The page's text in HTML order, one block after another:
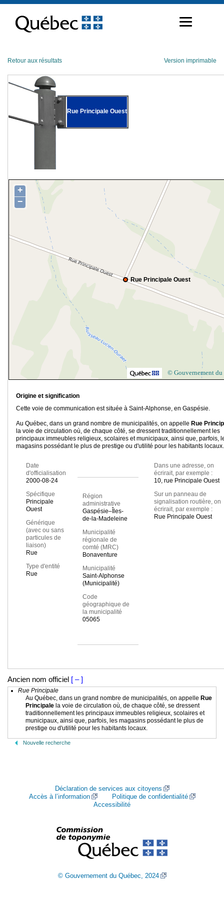
contenu
Retour aux résultats Version imprimable
Rue Principale Ouest
Rue Principale Ouest
+
−
© Gouvernement du
Origine et signification
Cette voie de communication est située à Saint-Alphonse, en Gaspésie.
Au Québec, dans un grand nombre de municipalités, on appelle Rue
la voie de circulation où, de chaque côté, se dressent traditionnellement les
principaux immeubles religieux, scolaires et municipaux, ainsi que, parfois,
magasins possédant le plus de prestige ou d'utilité pour les habitants locaux.
Date
d'officialisation
2000-08-24
Spécifique
Principale
Ouest
Générique
(avec ou sans
particules de
liaison)
Rue
Type d'entité
Rue
Région
administrative
Gaspésie–Îles-
de-la-Madeleine
Municipalité
régionale de
comté (MRC)
Bonaventure
Municipalité
Saint-Alphonse
(Municipalité)
Code
géographique de
la municipalité
05065
Dans une adresse, on
écrirait, par exemple :
10, rue Principale Ouest
Sur un panneau de
signalisation routière, on
écrirait, par exemple :
Rue Principale Ouest
Ancien nom officiel [ – ]
Rue Principale
Au Québec, dans un grand nombre de municipalités, on appelle Rue
Principale la voie de circulation où, de chaque côté, se dressent
traditionnellement les principaux immeubles religieux, scolaires et
municipaux, ainsi que, parfois, les magasins possédant le plus de
prestige ou d'utilité pour les habitants locaux.
Nouvelle recherche
Déclaration de services aux citoyens
Accès à l’information
Politique de confidentialité
Accessibilité
© Gouvernement du Québec, 2024